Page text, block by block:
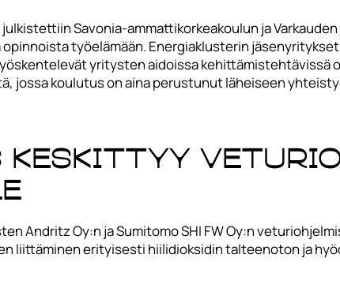
Savonia-ammattikorkeakoulun ja
työelämään. Energiaklusterin
yritysten aidoissa kehittämistehtävissä
jossa koulutus on aina perustunut läheiseen
keskittyy
Andritz Oy:n ja Sumitomo SHI FW Oy:n
liittäminen erityisesti hiilidioksidin talteenoton ja